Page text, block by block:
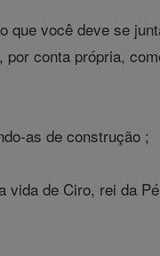
que você deve se
conta própria,
as de construção ;
vida de Ciro, rei da